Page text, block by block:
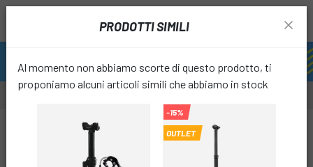
PRODOTTI SIMILI
Al momento non abbiamo scorte di questo prodotto, ti
proponiamo alcuni articoli simili che abbiamo in stock
-15%
OUTLET